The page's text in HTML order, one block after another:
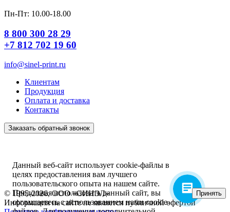
Пн-Пт: 10.00-18.00
8 800 300 28 29
+7 812 702 19 60
info@sinel-print.ru
Клиентам
Продукция
Оплата и доставка
Контакты
Заказать обратный звонок
© 1995-2026, ООО «СИНЭЛ»
Информация на сайте не является публичной офертой
Данный веб-сайт использует cookie-файлы в
целях предоставления вам лучшего
пользовательского опыта на нашем сайте.
Продолжая использовать данный сайт, вы
соглашаетесь с использованием нами cookie-
Принять